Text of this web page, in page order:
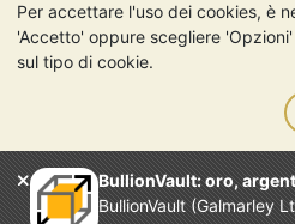
Per accettare l'uso dei cookies, è
'Accetto' oppure scegliere
sul tipo di cookie.
BullionVault: oro,
BullionVault (Galmarley
TrustScore 4.7 | 488 recensioni
NOTA BENE: Il valore dei metalli
aumentare, e i trend storici non
futuro. Nulla di quanto contenuto
nelle sue comunicazioni
investimenti. Si consiglia di
stabilire se l'investimento in
esigenze.
Galmarley Ltd, trading acome